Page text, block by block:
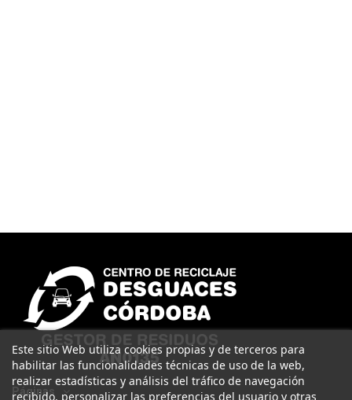
Páginas
Este sitio Web utiliza cookies propias y de terceros para
habilitar las funcionalidades técnicas de uso de la web,
realizar estadísticas y análisis del tráfico de navegación
recibido, personalizar las preferencias del usuario y otras